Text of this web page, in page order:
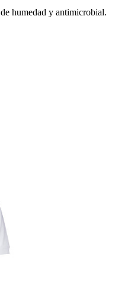
humedad y antimicrobial.